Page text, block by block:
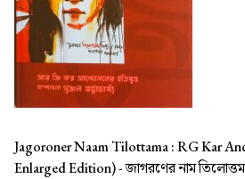
Jagoroner Naam Tilottama : RG Kar
Enlarged Edition) -জাগরণের নাম